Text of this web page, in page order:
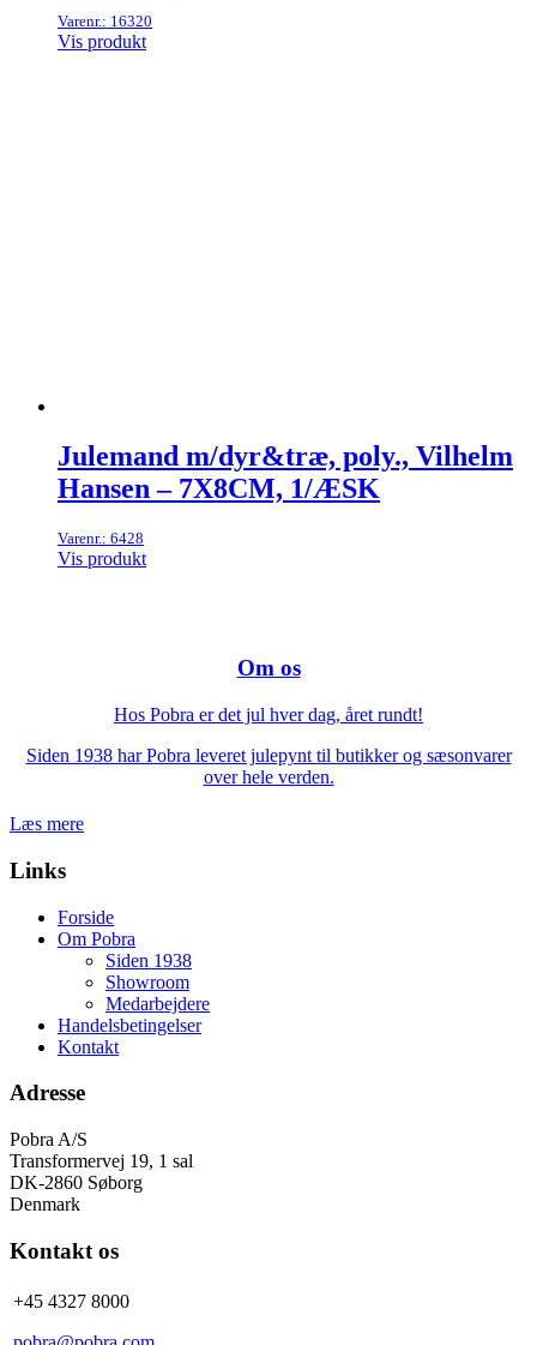
Varenr.: 16320
Vis produkt
Julemand m/dyr&træ, poly., Vilhelm
Hansen – 7X8CM, 1/ÆSK
Varenr.: 6428
Vis produkt
Om os
Hos Pobra er det jul hver dag, året rundt!
Siden 1938 har Pobra leveret julepynt til butikker og sæsonvarer
over hele verden.
Læs mere
Links
Forside
Om Pobra
Siden 1938
Showroom
Medarbejdere
Handelsbetingelser
Kontakt
Adresse
Pobra A/S
Transformervej 19, 1 sal
DK-2860 Søborg
Denmark
Kontakt os
+45 4327 8000